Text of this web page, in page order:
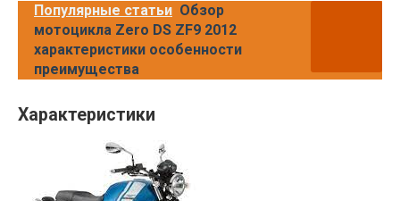
Популярные статьи Обзор
мотоцикла Zero DS ZF9 2012
характеристики особенности
преимущества
Характеристики